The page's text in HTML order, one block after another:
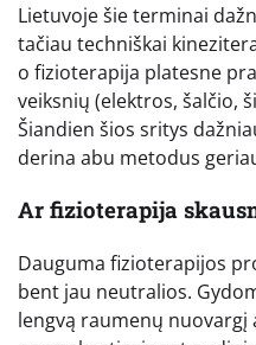
Lietuvoje šie terminai
tačiau techniškai
o fizioterapija platesne
veiksnių (elektros, šalčio,
Šiandien šios sritys
derina abu metodus
Ar fizioterapija
Dauguma fizioterapijos
bent jau neutralios.
lengvą raumenų nuovargį